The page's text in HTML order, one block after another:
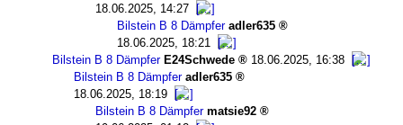
18.06.2025, 14:27
Bilstein B 8 Dämpfer adler635
18.06.2025, 18:21
Bilstein B 8 Dämpfer E24Schwede
18.06.2025, 16:38
Bilstein B 8 Dämpfer adler635
18.06.2025, 18:19
Bilstein B 8 Dämpfer matsie92